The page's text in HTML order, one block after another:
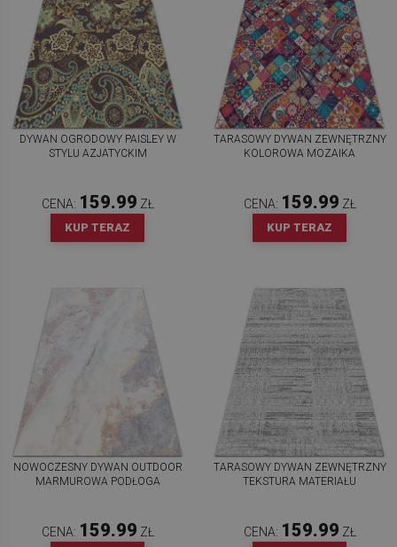
DYWAN OGRODOWY PAISLEY W
STYLU AZJATYCKIM
CENA: 159.99 ZŁ
KUP TERAZ
TARASOWY DYWAN ZEWNĘTRZNY
KOLOROWA MOZAIKA
CENA: 159.99 ZŁ
KUP TERAZ
NOWOCZESNY DYWAN OUTDOOR
MARMUROWA PODŁOGA
CENA: 159.99 ZŁ
TARASOWY DYWAN ZEWNĘTRZNY
TEKSTURA MATERIAŁU
CENA: 159.99 ZŁ